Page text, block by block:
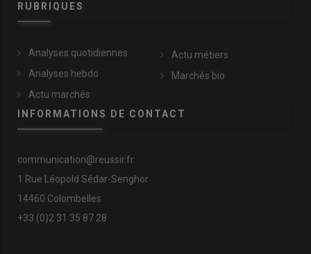
RUBRIQUES
Analyses quotidiennes
Analyses hebdo
Actu marchés
Actu métiers
Marchés bio
INFORMATIONS DE CONTACT
communication@reussir.fr
1 Rue Léopold Sédar-Senghor
14460 Colombelles
+33 (0)2 31 35 87 28